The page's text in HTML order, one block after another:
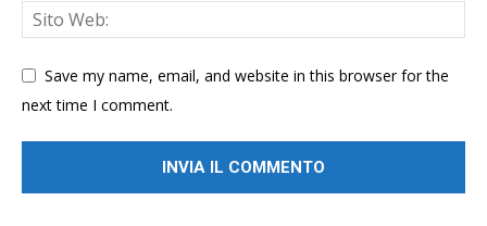
Save my name, email, and website in this browser for the
next time I comment.